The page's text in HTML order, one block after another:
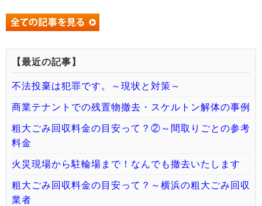
【最近の記事】
不法投棄は犯罪です。～現状と対策～
商業テナントでの残置物撤去・スケルトン解体の事例
粗大ごみ回収料金の目安って？②～間取りごとの参考
料金
火災現場から駐輪場まで！なんでも撤去いたします
粗大ごみ回収料金の目安って？～横浜の粗大ごみ回収
業者